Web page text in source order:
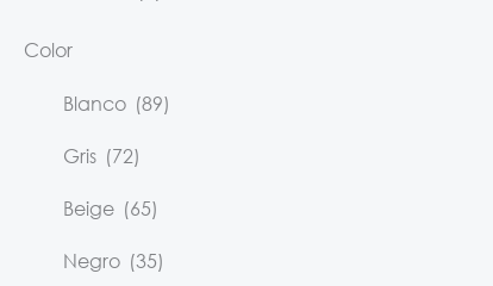
Color
Blanco (89)
Gris (72)
Beige (65)
Negro (35)